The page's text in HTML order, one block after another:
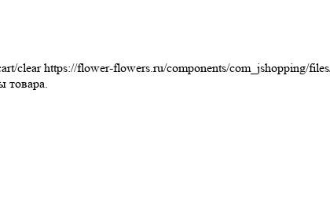
clear https://flower-flowers.ru/components/com_jshopping/
товара.